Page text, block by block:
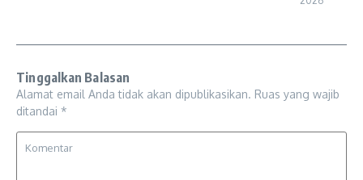
Tinggalkan Balasan
Alamat email Anda tidak akan dipublikasikan. Ruas yang wajib
ditandai *